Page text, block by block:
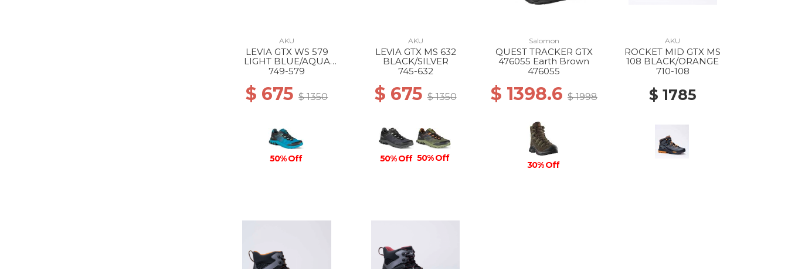
AKU
LEVIA GTX WS 579
LIGHT BLUE/AQUA
GREEN
749-579
$ 675$ 1350
50% Off
AKU
LEVIA GTX MS 632
BLACK/SILVER
745-632
$ 675$ 1350
50% Off 50% Off
Salomon
QUEST TRACKER GTX
476055 Earth Brown
476055
$ 1398.6 $ 1998
30% Off
AKU
ROCKET MID GTX MS
108 BLACK/ORANGE
710-108
$ 1785